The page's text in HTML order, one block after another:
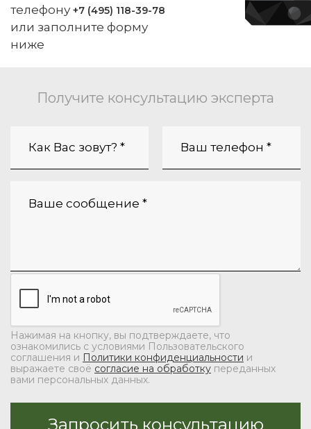
телефону +7 (495) 118-39-78
или заполните форму
ниже
Получите консультацию эксперта
Нажимая на кнопку, вы подтверждаете, что
ознакомились с условиями Пользовательского
соглашения и Политики конфиденциальности и
выражаете своё согласие на обработкупереданных
вами персональных данных.